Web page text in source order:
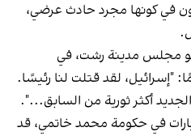
في كونها مجرد حادث عرضي،
مجلس مدينة رشت، في
"إسرائيل، لقد قتلت لنا رئيسًا.
أكثر ثورية من السابق...".
في حكومة محمد خاتمي، قد